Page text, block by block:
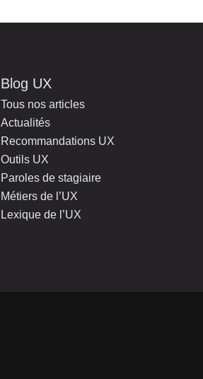
Blog UX
Tous nos articles
Actualités
Recommandations UX
Outils UX
Paroles de stagiaire
Métiers de l’UX
Lexique de l’UX